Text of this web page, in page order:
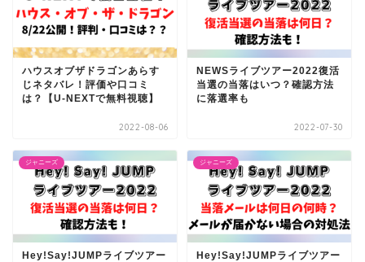
ハウスオブザドラゴンあらす
じネタバレ！評価や口コミ
は？【U-NEXTで無料視聴】
2022-08-06
NEWSライブツアー2022復活
当選の当落はいつ？確認方法
に落選率も
2022-07-30
ジャニーズ
Hey!Say!JUMPライブツアー
ジャニーズ
Hey!Say!JUMPライブツアー